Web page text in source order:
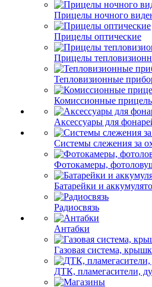
Прицелы ночного
Прицелы оптические
Прицелы
Тепловизионные
Комиссионные
Аксессуары для
Системы слежения за
Фотокамеры,
Батарейки и
Радиосвязь
Антабки
Газовая система,
ДТК, пламегасители,